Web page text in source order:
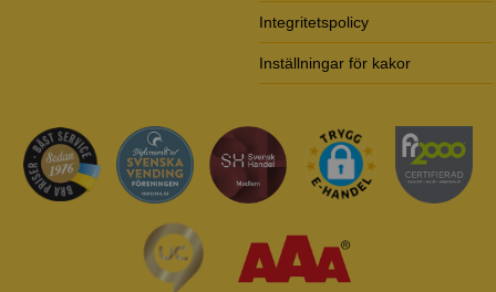
Integritetspolicy
Inställningar för kakor